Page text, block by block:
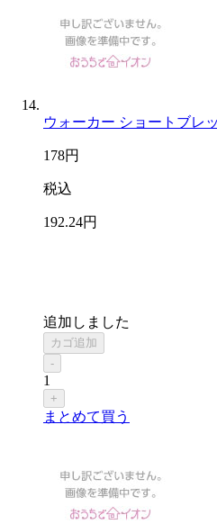
ウォーカー ショートブレ
178円
税込
192.24円
追加しました
カゴ追加
-
1
+
まとめて買う